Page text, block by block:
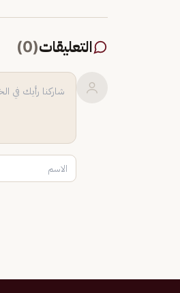
التعليقات(
0
)